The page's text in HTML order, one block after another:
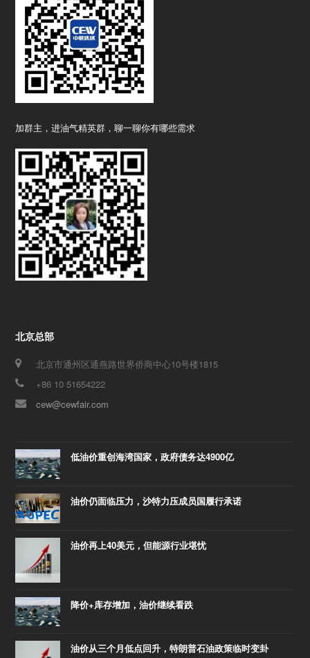
加群主，进油气精英群，聊一聊你有哪些需求
北京总部
北京市通州区通燕路世界侨商中心10号楼1815
+86 10 51654222
cew@cewfair.com
低油价重创海湾国家，政府债务达4900亿
油价仍面临压力，沙特力压成员国履行承诺
油价再上40美元，但能源行业堪忧
降价+库存增加，油价继续看跌
油价从三个月低点回升，特朗普石油政策临时变卦